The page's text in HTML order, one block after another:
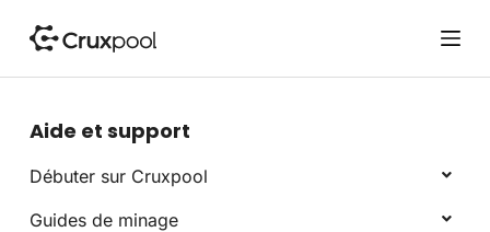
s
Aide et support
Débuter sur Cruxpool
Guides de minage